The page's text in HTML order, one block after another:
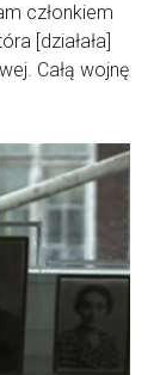
członkiem
[działała]
Całą wojnę